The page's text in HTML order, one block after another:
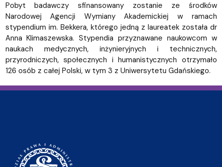
Pobyt badawczy sfinansowany zostanie ze środków
Narodowej Agencji Wymiany Akademickiej w ramach
stypendium im. Bekkera, którego jedną z laureatek została dr
Anna Klimaszewska. Stypendia przyznawane naukowcom w
naukach medycznych, inżynieryjnych i technicznych,
przyrodniczych, społecznych i humanistycznych otrzymało
126 osób z całej Polski, w tym 3 z Uniwersytetu Gdańskiego.